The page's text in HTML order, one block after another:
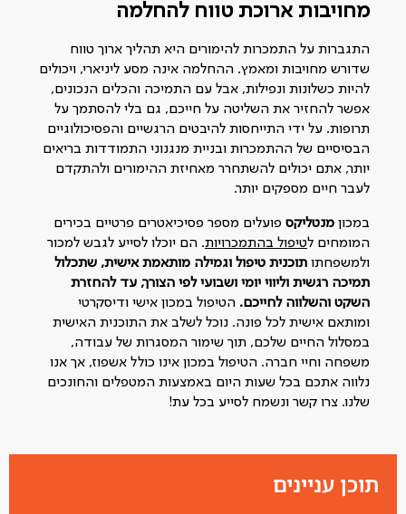
תוכן עניינים
מחויבות ארוכת טווח להחלמה
התגברות על התמכרות להימורים היא תהליך ארוך טווח
שדורש מחויבות ומאמץ. ההחלמה אינה מסע ליניארי, ויכולים
להיות כשלונות ונפילות, אבל עם התמיכה והכלים הנכונים,
אפשר להחזיר את השליטה על חייכם, גם בלי להסתמך על
תרופות. על ידי התייחסות להיבטים הרגשיים והפסיכולוגיים
הבסיסיים של ההתמכרות ובניית מנגנוני התמודדות בריאים
יותר, אתם יכולים להשתחרר מאחיזת ההימורים ולהתקדם
לעבר חיים מספקים יותר.
במכון מנטליקס פועלים מספר פסיכיאטרים פרטיים בכירים
המומחים לטיפול בהתמכרויות. הם יוכלו לסייע לגבש למכור
ולמשפחתו תוכנית טיפול וגמילה מותאמת אישית, שתכלול
תמיכה רגשית וליווי יומי ושבועי לפי הצורך, עד להחזרת
השקט והשלווה לחייכם. הטיפול במכון אישי ודיסקרטי
ומותאם אישית לכל פונה. נוכל לשלב את התוכנית האישית
במסלול החיים שלכם, תוך שימור המסגרות של עבודה,
משפחה וחיי חברה. הטיפול במכון אינו כולל אשפוז, אך אנו
נלווה אתכם בכל שעות היום באמצעות המטפלים והחונכים
שלנו. צרו קשר ונשמח לסייע בכל עת!